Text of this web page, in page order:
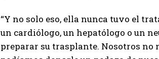
“Y no solo eso, ella nunca tuvo el
un cardiólogo, un hepatólogo o un
preparar su trasplante. Nosotros no